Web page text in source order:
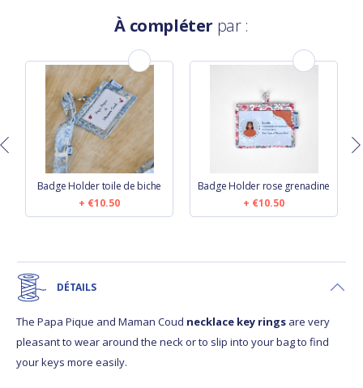
À compléter par :
Badge Holder toile de biche
€10.50
Badge Holder rose grenadine
€10.50
DÉTAILS
The Papa Pique and Maman Coud necklace key rings are very
pleasant to wear around the neck or to slip into your bag to find
your keys more easily.